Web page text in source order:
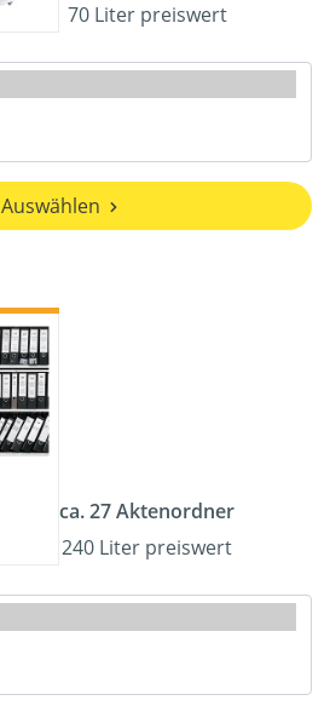
70 Liter preiswert
Auswählen
ca. 27 Aktenordner
240 Liter preiswert